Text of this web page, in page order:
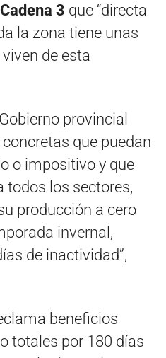
Cadena 3 que “directa
la zona tiene unas
de esta
provincial
que puedan
o impositivo y que
todos los sectores,
producción a cero
invernal,
de inactividad”,
beneficios
totales por 180 días